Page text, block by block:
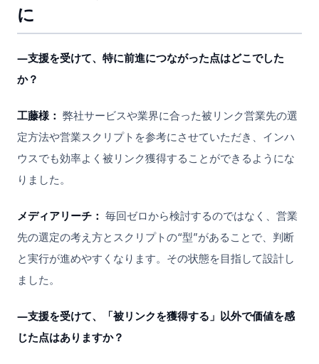
に
―支援を受けて、特に前進につながった点はどこでした
か？
工藤様： 弊社サービスや業界に合った被リンク営業先の選
定方法や営業スクリプトを参考にさせていただき、インハ
ウスでも効率よく被リンク獲得することができるようにな
りました。
メディアリーチ： 毎回ゼロから検討するのではなく、営業
先の選定の考え方とスクリプトの“型”があることで、判断
と実行が進めやすくなります。その状態を目指して設計し
ました。
―支援を受けて、「被リンクを獲得する」以外で価値を感
じた点はありますか？